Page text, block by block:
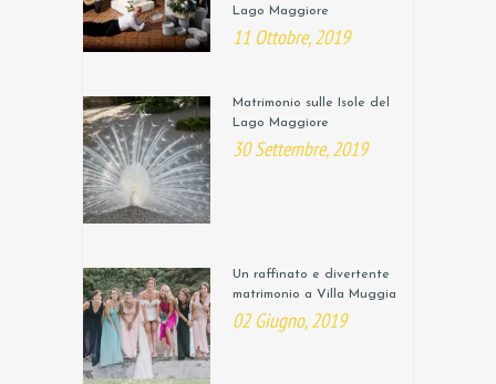
Lago Maggiore
11 Ottobre, 2019
Matrimonio sulle Isole del
Lago Maggiore
30 Settembre, 2019
Un raffinato e divertente
matrimonio a Villa Muggia
02 Giugno, 2019